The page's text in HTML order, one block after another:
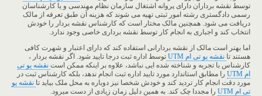
توسط نقشه برداران دارای پروانه اشتغال سازمان نظام مهندسی و یا کارشناسان
رسمی دادگستری رشته امور ثبتی تهیه می شوند که هزینه آن طبق تعرفه از مالک
دریافت می شود. همچنین مالک مختار است که کارشناس نقشه بردار را خودش
انتخاب کند و اجباری به انجام کار توسط نقشه برداری خاصی وجود ندارد.
اما بهتر است مالک از نقشه بردارانی استفاده کند که دارای اعتبار و شهرت کافی
هستند تا نقشه یو تی ام UTM
توسط اداره ثبت درجا تایید شود. اگر نقشه بردار ،
کارشناس با تجربه و شناخته شده ایی نباشد، علاوه بر اینکه ممکن است نقشه یو تی
ام UTM
را مطابق استاندارد مورد تایید اداره ثبت انجام ندهد، بلکه کارشناس ثبت در
مورد دقت انجام کار تردید کند و خودش شخصا نیز دوباره به محل ملک بیاید تا نقشه یو
تی ام UTM
را مجددا چک کند. به همین دلیل زمان زیادی از دست میرود.